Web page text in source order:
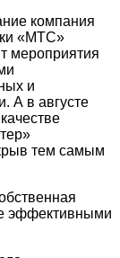
компания
«МТС»
мероприятия
и
А в августе
тем самым
эффективными